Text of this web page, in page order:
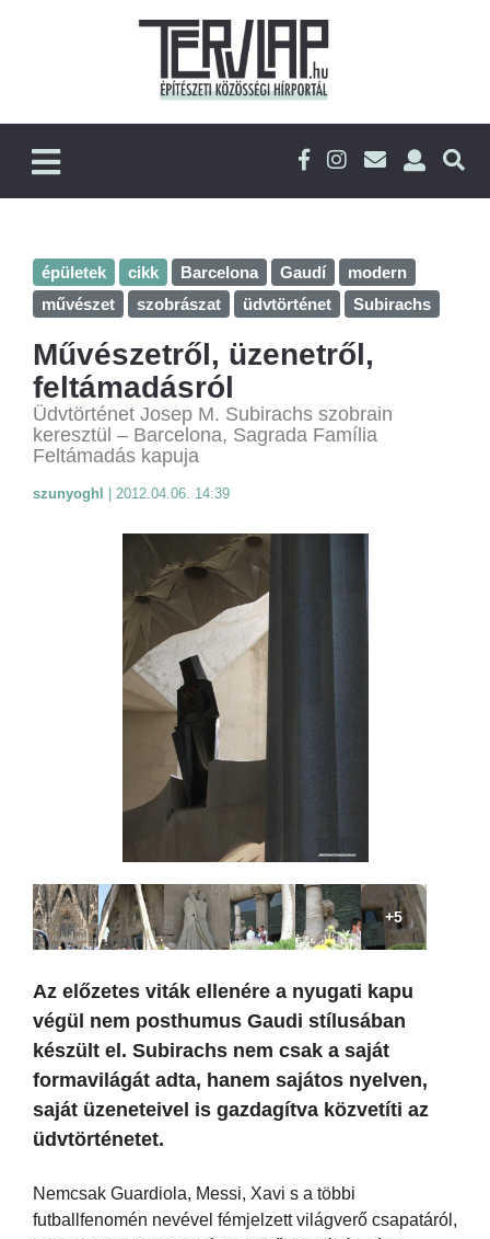
épületek cikk Barcelona Gaudí
modern
művészet
szobrászat üdvtörténet Subirachs
Művészetről, üzenetről,
feltámadásról
Üdvtörténet Josep M. Subirachs szobrain
keresztül – Barcelona, Sagrada Família
Feltámadás kapuja
szunyoghl 2012.04.06. 14:39
+5
Az előzetes viták ellenére a nyugati kapu
végül nem posthumus Gaudi stílusában
készült el. Subirachs nem csak a saját
formavilágát adta, hanem sajátos nyelven,
saját üzeneteivel is gazdagítva közvetíti az
üdvtörténetet.
Nemcsak Guardiola, Messi, Xavi s a többi
futballfenomén nevével fémjelzett világverő csapatáról,